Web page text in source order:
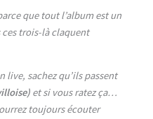
que tout l’album est un
trois-là claquent
live, sachez qu’ils passent
et si vous ratez ça…
toujours écouter